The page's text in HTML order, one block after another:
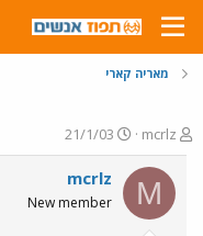
מאריה קארי
פ
ו
ת
ח
ה
mcrlz
פ
ו
ר
ם
21/1/03
M
mcrlz
New member